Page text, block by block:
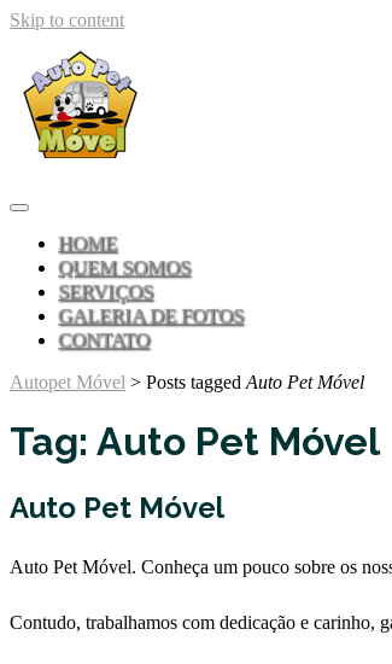
Skip to content
HOME
QUEM SOMOS
SERVIÇOS
GALERIA DE FOTOS
CONTATO
Autopet Móvel > Posts tagged Auto Pet Móvel
Tag: Auto Pet Móvel
Auto Pet Móvel
Auto Pet Móvel. Conheça um pouco sobre os
Contudo, trabalhamos com dedicação e carinho,